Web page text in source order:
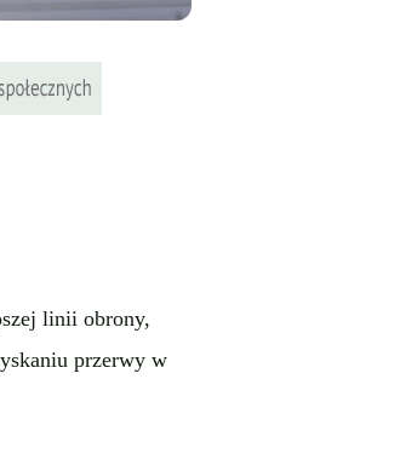
linii obrony,
przerwy w